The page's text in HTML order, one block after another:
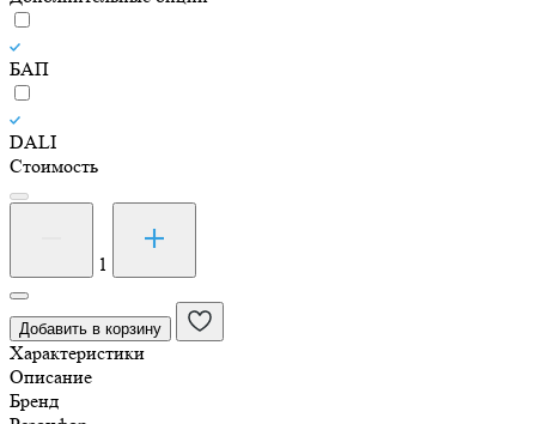
БАП
DALI
Стоимость
Количество
товара
Светильник
светодиодный
Армстронг
СВО-37/418
60Вт
1
Добавить в корзину
Характеристики
Описание
Бренд